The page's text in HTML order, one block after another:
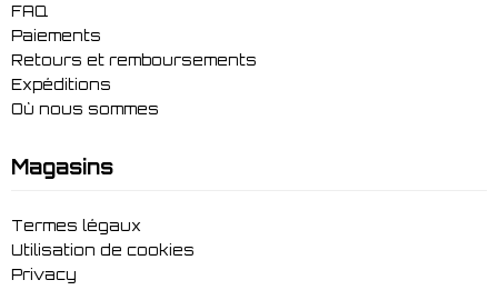
FAQ
Paiements
Retours et remboursements
Expéditions
Où nous sommes
Magasins
Termes légaux
Utilisation de cookies
Privacy